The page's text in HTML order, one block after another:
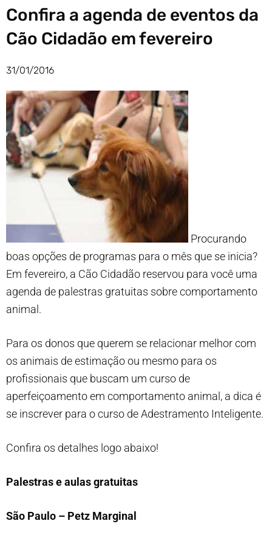
Confira a agenda de eventos da
Cão Cidadão em fevereiro
31/01/2016
Procurando
boas opções de programas para o mês que se inicia?
Em fevereiro, a Cão Cidadão reservou para você uma
agenda de palestras gratuitas sobre comportamento
animal.
Para os donos que querem se relacionar melhor com
os animais de estimação ou mesmo para os
profissionais que buscam um curso de
aperfeiçoamento em comportamento animal, a dica é
se inscrever para o curso de Adestramento Inteligente.
Confira os detalhes logo abaixo!
Palestras e aulas gratuitas
São Paulo – Petz Marginal